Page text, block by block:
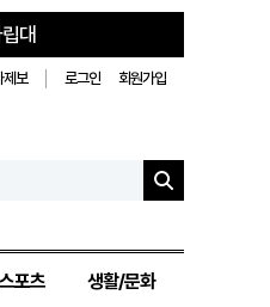
대
제보 로그인 회원가입
스포츠 생활/문화